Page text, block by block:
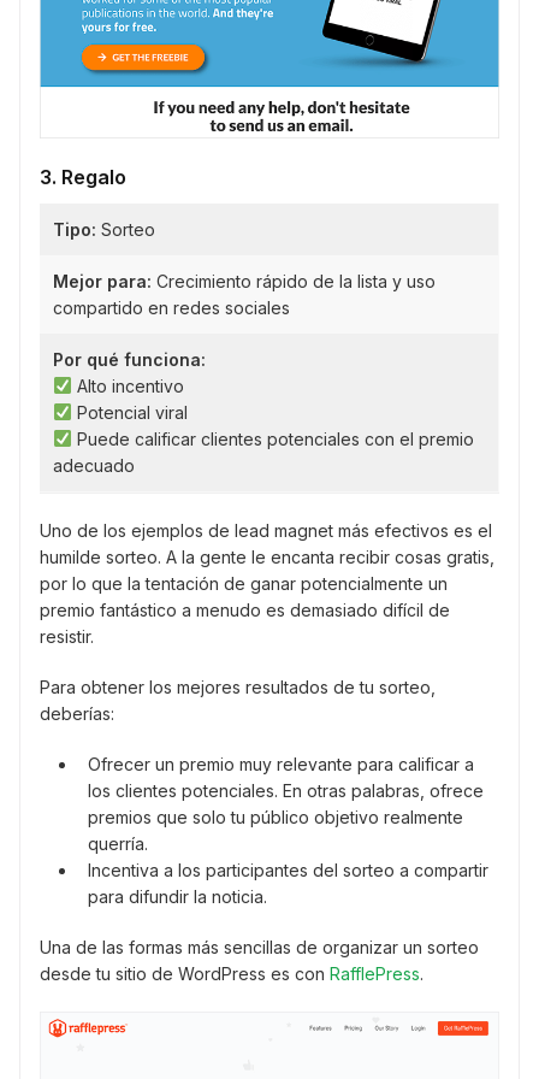
3. Regalo
Tipo: Sorteo
Mejor para: Crecimiento rápido de la lista y uso
compartido en redes sociales
Por qué funciona:
Alto incentivo
Potencial viral
Puede calificar clientes potenciales con el premio
adecuado
Uno de los ejemplos de lead magnet más efectivos es el
humilde sorteo. A la gente le encanta recibir cosas gratis,
por lo que la tentación de ganar potencialmente un
premio fantástico a menudo es demasiado difícil de
resistir.
Para obtener los mejores resultados de tu sorteo,
deberías:
Ofrecer un premio muy relevante para calificar a
los clientes potenciales. En otras palabras, ofrece
premios que solo tu público objetivo realmente
querría.
Incentiva a los participantes del sorteo a compartir
para difundir la noticia.
Una de las formas más sencillas de organizar un sorteo
desde tu sitio de WordPress es con RafflePress.